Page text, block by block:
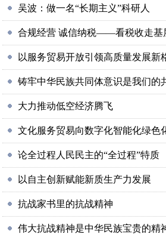
吴波：做一名“长期主义”科研人
合规经营 诚信纳税——看税收走基
以服务贸易开放引领高质量发展新
铸牢中华民族共同体意识是我们的
大力推动低空经济腾飞
文化服务贸易向数字化智能化绿色
论全过程人民民主的“全过程”特质
以自主创新赋能新质生产力发展
抗战家书里的抗战精神
伟大抗战精神是中华民族宝贵的精